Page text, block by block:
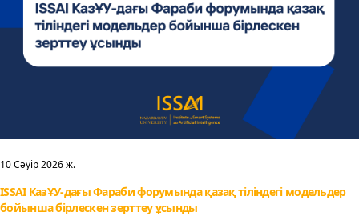
10 Сәуір 2026 ж.
ISSAI КазҰУ-дағы Фараби форумында қазақ тіліндегі модельдер
бойынша бірлескен зерттеу ұсынды